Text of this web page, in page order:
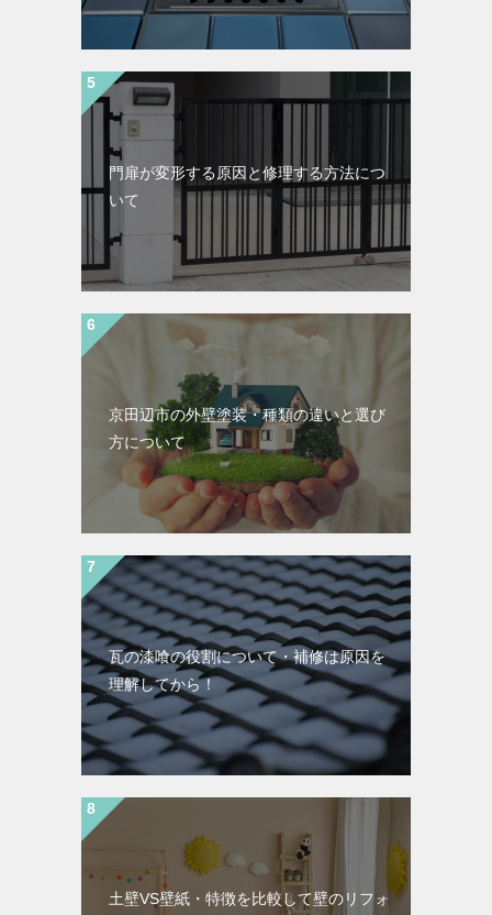
門扉が変形する原因と修理する方法につ
いて
京田辺市の外壁塗装・種類の違いと選び
方について
瓦の漆喰の役割について・補修は原因を
理解してから！
土壁VS壁紙・特徴を比較して壁のリフォ